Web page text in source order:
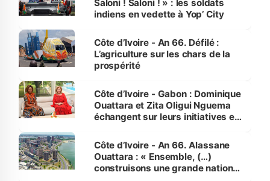
Saloni ! Saloni ! » : les soldats
indiens en vedette à Yop’ City
Côte d’Ivoire - An 66. Défilé :
L’agriculture sur les chars de la
prospérité
Côte d’Ivoire - Gabon : Dominique
Ouattara et Zita Oligui Nguema
échangent sur leurs initiatives en
enfants
Côte d’Ivoire - An 66. Alassane
Ouattara : « Ensemble, (…)
construisons une grande nation